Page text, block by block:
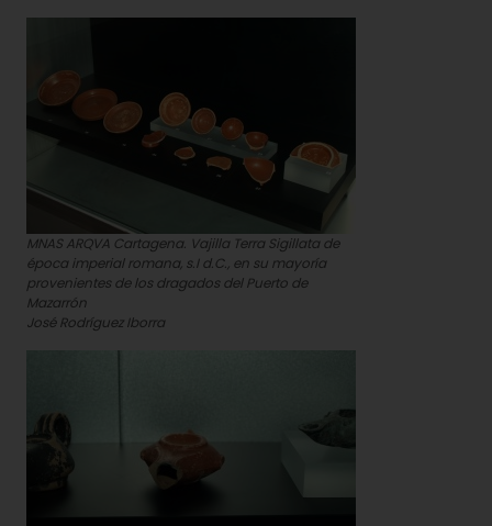
MNAS ARQVA Cartagena. Vajilla Terra Sigillata de
época imperial romana, s.I d.C., en su mayoría
provenientes de los dragados del Puerto de
Mazarrón
José Rodríguez Iborra